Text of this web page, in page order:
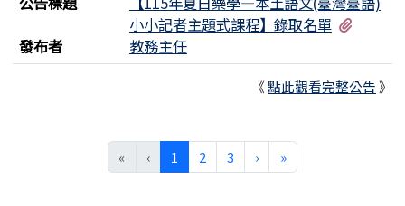
小小記者主題式課程】錄取名單
發布者
教務主任
《點此觀看完整公告》
« ‹ 1 (目前頁次)
2 3 ›下一頁
»最後頁